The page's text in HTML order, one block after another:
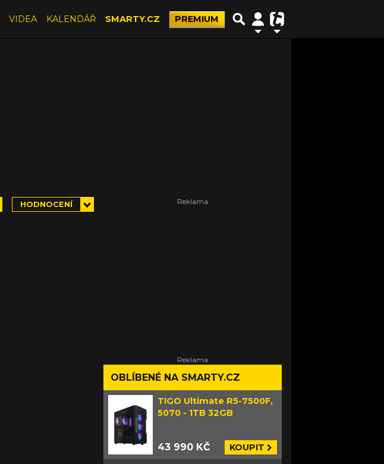
VIDEA KALENDÁŘ SMARTY.CZ PREMIUM
HODNOCENÍ
OBLÍBENÉ NA SMARTY.CZ
TIGO Ultimate R5-7500F,
5070 - 1TB 32GB
43 990 KČ KOUPIT